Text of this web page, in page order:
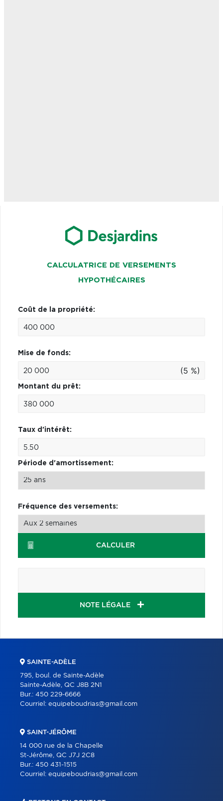
CALCULATRICE DE VERSEMENTS
HYPOTHÉCAIRES
Coût de la propriété:
Mise de fonds:
(5 %)
Montant du prêt:
Taux d'intérêt:
Période d'amortissement:
Fréquence des versements:
CALCULER
NOTE LÉGALE
SAINTE-ADÈLE
795, boul. de Sainte-Adèle
Sainte-Adèle, QC J8B 2N1
Bur.: 450 229-6666
Courriel: equipeboudrias@gmail.com
SAINT-JÉRÔME
14 000 rue de la Chapelle
St-Jérôme, QC J7J 2C8
Bur.: 450 431-1515
Courriel: equipeboudrias@gmail.com